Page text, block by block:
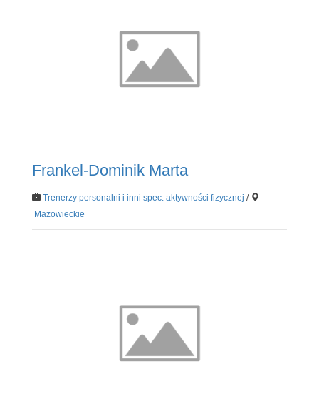
Frankel-Dominik Marta
Trenerzy personalni i inni spec. aktywności fizycznej /
Mazowieckie